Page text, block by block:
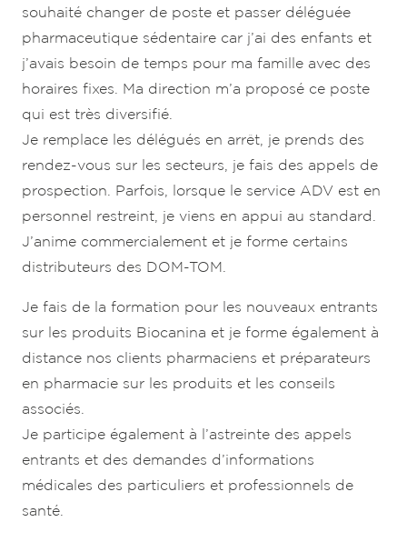
souhaité changer de poste et passer déléguée
pharmaceutique sédentaire car j’ai des enfants et
j’avais besoin de temps pour ma famille avec des
horaires fixes. Ma direction m’a proposé ce poste
qui est très diversifié.
Je remplace les délégués en arrêt, je prends des
rendez-vous sur les secteurs, je fais des appels de
prospection. Parfois, lorsque le service ADV est en
personnel restreint, je viens en appui au standard.
J’anime commercialement et je forme certains
distributeurs des DOM-TOM.
Je fais de la formation pour les nouveaux entrants
sur les produits Biocanina et je forme également à
distance nos clients pharmaciens et préparateurs
en pharmacie sur les produits et les conseils
associés.
Je participe également à l’astreinte des appels
entrants et des demandes d’informations
médicales des particuliers et professionnels de
santé.